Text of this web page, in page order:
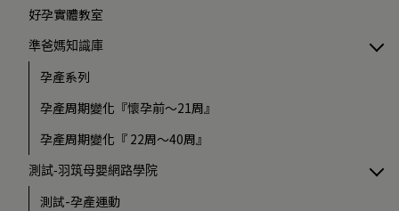
好孕實體教室
準爸媽知識庫
孕產系列
孕產周期變化『懷孕前～21周』
孕產周期變化『 22周～40周』
測試-羽筑母嬰網路學院
測試-孕產運動